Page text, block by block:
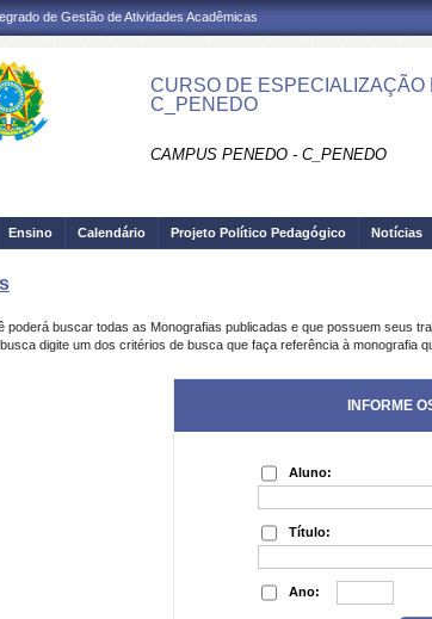
de Gestão de Atividades Acadêmicas
CURSO DE ESPECIALIZAÇÃO
C_PENEDO
CAMPUS PENEDO - C_PENEDO
Ensino Calendário Projeto Político Pedagógico Notícias
poderá buscar todas as Monografias publicadas e que possuem seus
digite um dos critérios de busca que faça referência à monografia
INFORME
Aluno:
Título:
Ano: